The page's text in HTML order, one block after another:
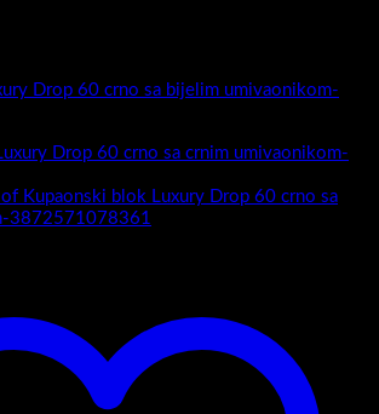
Drop 60 crno sa bijelim umivaonikom-